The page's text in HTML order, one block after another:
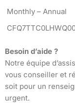
Monthly – Annual
Besoin d’aide ?
Notre équipe
vous conseiller et
soit pour un
urgent.